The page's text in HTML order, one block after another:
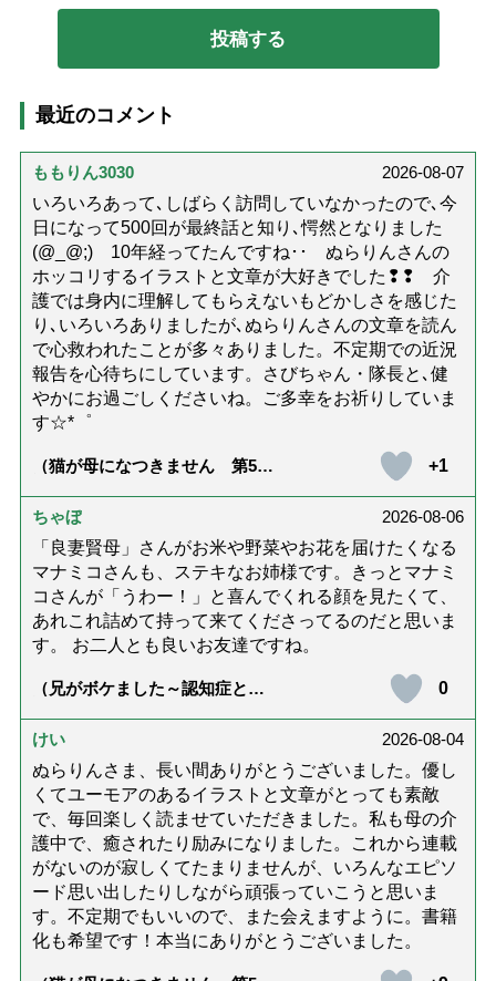
最近のコメント
ももりん3030
2026-08-07
いろいろあって､しばらく訪問していなかったので､今
日になって500回が最終話と知り､愕然となりました
(@_@;) 10年経ってたんですね･･ ぬらりんさんの
ホッコリするイラストと文章が大好きでした❢❢ 介
護では身内に理解してもらえないもどかしさを感じた
り､いろいろありましたが､ぬらりんさんの文章を読ん
で心救われたことが多々ありました。不定期での近況
報告を心待ちにしています。さびちゃん・隊長と､健
やかにお過ごしくださいね。ご多幸をお祈りしていま
す☆*゜
（猫が母になつきません 第500
+1
ちゃぼ
2026-08-06
「良妻賢母」さんがお米や野菜やお花を届けたくなる
マナミコさんも、ステキなお姉様です。きっとマナミ
コさんが「うわー！」と喜んでくれる顔を見たくて、
あれこれ詰めて持って来てくださってるのだと思いま
す。 お二人とも良いお友達ですね。
（兄がボケました～認知症と介
達』が届きました」）
0
けい
2026-08-04
ぬらりんさま、長い間ありがとうございました。優し
くてユーモアのあるイラストと文章がとっても素敵
で、毎回楽しく読ませていただきました。私も母の介
護中で、癒されたり励みになりました。これから連載
がないのが寂しくてたまりませんが、いろんなエピソ
ード思い出したりしながら頑張っていこうと思いま
す。不定期でもいいので、また会えますように。書籍
化も希望です！本当にありがとうございました。